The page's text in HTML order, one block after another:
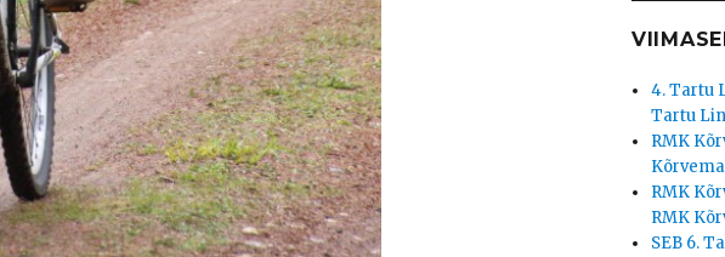
4. Tartu
Tartu
RMK
RMK
RMK
SEB 6.